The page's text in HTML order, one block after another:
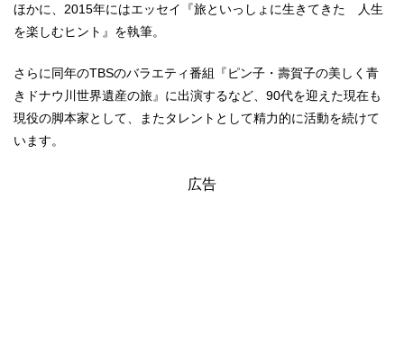
ほかに、2015年にはエッセイ『旅といっしょに生きてきた 人生
を楽しむヒント』を執筆。
さらに同年のTBSのバラエティ番組『ピン子・壽賀子の美しく青
きドナウ川世界遺産の旅』に出演するなど、90代を迎えた現在も
現役の脚本家として、またタレントとして精力的に活動を続けて
います。
広告